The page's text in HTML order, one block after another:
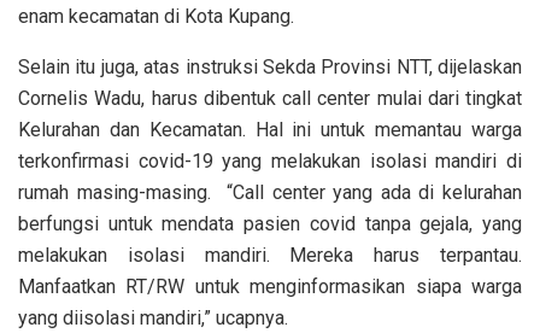
enam kecamatan di Kota Kupang.
Selain itu juga, atas instruksi Sekda Provinsi NTT, dijelaskan
Cornelis Wadu, harus dibentuk call center mulai dari tingkat
Kelurahan dan Kecamatan. Hal ini untuk memantau warga
terkonfirmasi covid-19 yang melakukan isolasi mandiri di
rumah masing-masing. “Call center yang ada di kelurahan
berfungsi untuk mendata pasien covid tanpa gejala, yang
melakukan isolasi mandiri. Mereka harus terpantau.
Manfaatkan RT/RW untuk menginformasikan siapa warga
yang diisolasi mandiri,” ucapnya.